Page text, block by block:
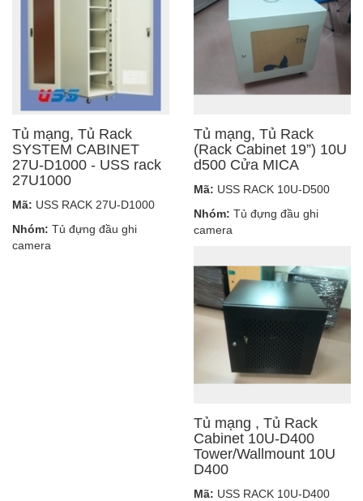
Tủ mạng, Tủ Rack
SYSTEM CABINET
27U-D1000 - USS rack
27U1000
Mã: USS RACK 27U-D1000
Nhóm: Tủ đựng đầu ghi
camera
Tủ mạng, Tủ Rack
(Rack Cabinet 19”) 10U
d500 Cửa MICA
Mã: USS RACK 10U-D500
Nhóm: Tủ đựng đầu ghi
camera
Tủ mạng , Tủ Rack
Cabinet 10U-D400
Tower/Wallmount 10U
D400
Mã: USS RACK 10U-D400